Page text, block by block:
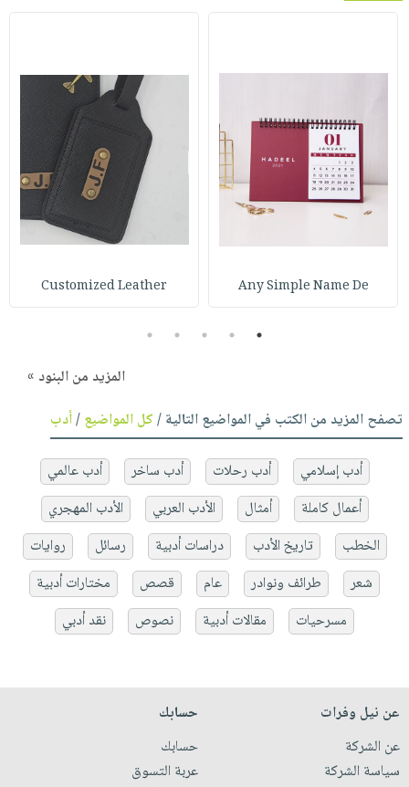
Any Simple Name De
Customized Leather
1
2
3
4
5
المزيد من البنود »
تصفح المزيد من الكتب في المواضيع التالية /كل المواضيع/أدب
أدب إسلامي أدب رحلات أدب ساخر
أدب عالمي
أعمال كاملة
أمثال الأدب العربي
الأدب المهجري
الخطب
تاريخ الأدب دراسات أدبية رسائل
روايات
شعر
طرائف ونوادر عام قصص
مختارات أدبية
مسرحيات
مقالات أدبية نصوص نقد أدبي
عن نيل وفرات
عن الشركة
سياسة الشركة
حسابك
حسابك
عربة التسوق